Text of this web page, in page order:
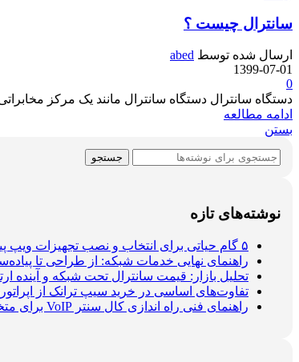
سانترال چیست ؟
ارسال شده توسط abed
1399-07-01
0
دستگاه سانترال دستگاه سانترال مانند یک مرکز
ادامه مطالعه
بستن
جستجو
نوشته‌های تازه
۵ گام حیاتی برای انتخاب و نصب تجهیزات ویپ پیشرفته
راهنمای نهایی خدمات شبکه: از طراحی تا
تحلیل بازار: قیمت سانترال تحت شبکه و آینده
تفاوت‌های اساسی در خرید سیپ ترانک از
راهنمای فنی راه اندازی کال سنتر VoIP برای متخصصان شبکه